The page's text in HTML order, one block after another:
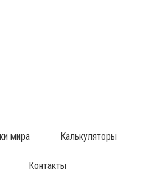
мира Калькуляторы
Контакты